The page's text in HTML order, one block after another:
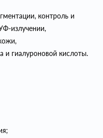
контроль и
излучении,
и гиалуроновой кислоты.